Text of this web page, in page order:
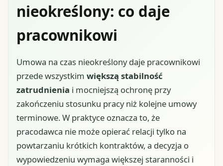
nieokreślony: co daje
pracownikowi
Umowa na czas nieokreślony daje pracownikowi
przede wszystkim większą stabilność
zatrudnienia i mocniejszą ochronę przy
zakończeniu stosunku pracy niż kolejne umowy
terminowe. W praktyce oznacza to, że
pracodawca nie może opierać relacji tylko na
powtarzaniu krótkich kontraktów, a decyzja o
wypowiedzeniu wymaga większej staranności i